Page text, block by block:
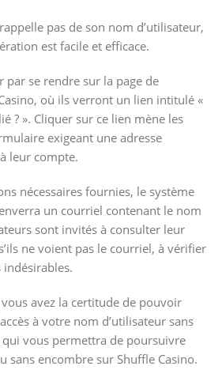
pas de son nom d’utilisateur,
est facile et efficace.
par se rendre sur la page de
où ils verront un lien intitulé «
? ». Cliquer sur ce lien mène les
exigeant une adresse
leur compte.
nécessaires fournies, le système
un courriel contenant le nom
sont invités à consulter leur
ne voient pas le courriel, à vérifier
avez la certitude de pouvoir
à votre nom d’utilisateur sans
vous permettra de poursuivre
sans encombre sur Shuffle Casino.